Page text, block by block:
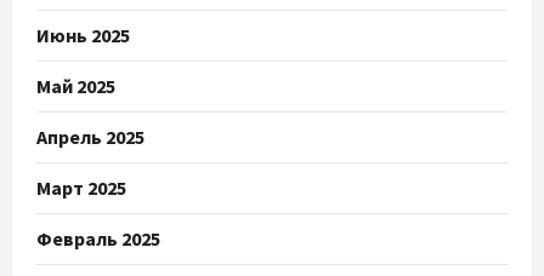
Июнь 2025
Май 2025
Апрель 2025
Март 2025
Февраль 2025